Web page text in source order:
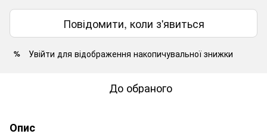
Повідомити, коли з'явиться
% Увійти для відображення накопичувальної знижки
До обраного
Опис